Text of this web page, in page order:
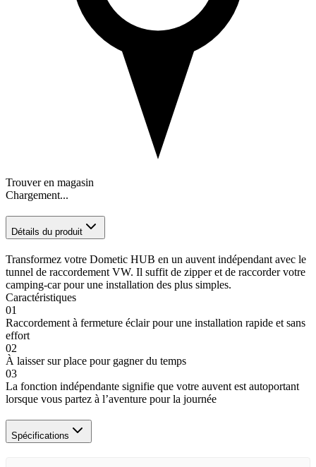
Trouver en magasin
Chargement...
Détails du produit
Transformez votre Dometic HUB en un auvent indépendant avec le
tunnel de raccordement VW. Il suffit de zipper et de raccorder votre
camping-car pour une installation des plus simples.
Caractéristiques
01
Raccordement à fermeture éclair pour une installation rapide et sans
effort
02
À laisser sur place pour gagner du temps
03
La fonction indépendante signifie que votre auvent est autoportant
lorsque vous partez à l’aventure pour la journée
Spécifications